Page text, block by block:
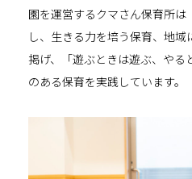
園を運営するクマさん保育所
し、生きる力を培う保育、地
掲げ、「遊ぶときは遊ぶ、やる
のある保育を実践しています。